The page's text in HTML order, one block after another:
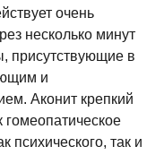
очень
несколько минут
присутствующие в
и
Аконит крепкий
гомеопатическое
психического, так и